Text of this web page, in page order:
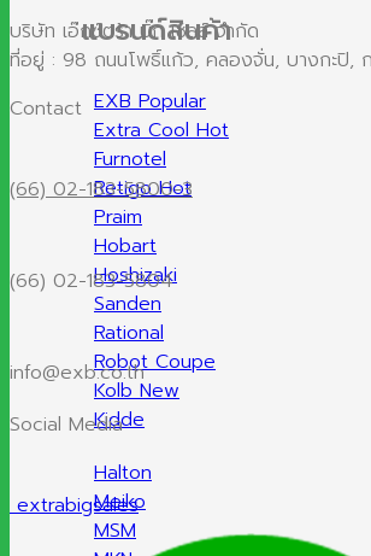
แบรนด์สินค้า
EXB
Extra Cool
Furnotel
Retigo
Praim
Hobart
Hoshizaki
Sanden
Rational
Robot Coupe
Kolb
Kidde
Halton
Meiko
MSM
บริษัท เอ๊กซ์ตร้า บิ๊ก เซลส์ จำกัด
ที่อยู่ : 98 ถนนโพธิ์แก้ว, คลองจั่น, บางกะปิ,
Contact
(66) 02-183-5800-3
(66) 02-183-5804
info@exb.co.th
Social Media
extrabigsales